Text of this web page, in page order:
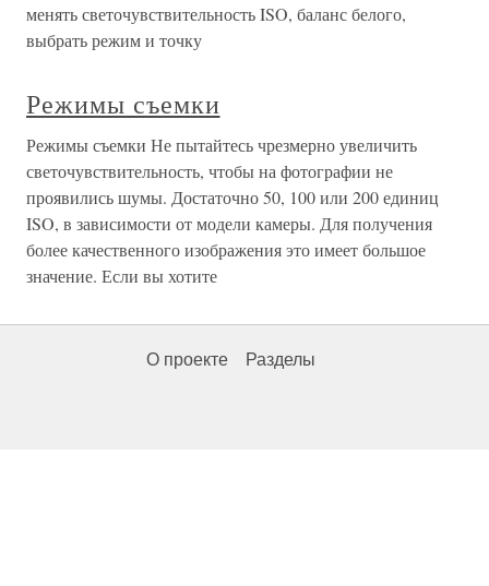
менять светочувствительность ISO, баланс белого,
выбрать режим и точку
Режимы съемки
Режимы съемки Не пытайтесь чрезмерно увеличить
светочувствительность, чтобы на фотографии не
проявились шумы. Достаточно 50, 100 или 200 единиц
ISO, в зависимости от модели камеры. Для получения
более качественного изображения это имеет большое
значение. Если вы хотите
О проекте Разделы